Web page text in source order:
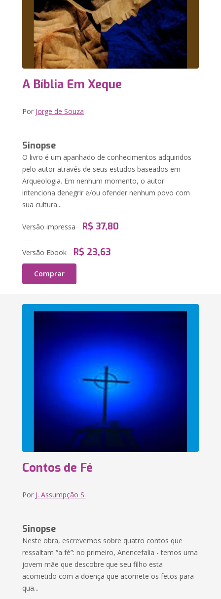
A Bíblia Em Xeque
Por Jorge de Souza
Sinopse
O livro é um apanhado de conhecimentos adquiridos
pelo autor através de seus estudos baseados em
Arqueologia. Em nenhum momento, o autor
intenciona denegrir e/ou ofender nenhum povo com
sua cultura...
Versão impressa R$ 37,80
Versão Ebook R$ 23,63
Comprar
Contos de Fé
Por J. Assumpção S.
Sinopse
Neste obra, escrevemos sobre quatro contos que
ressaltam “a fé”: no primeiro, Anencefalia - temos uma
jovem mãe que descobre que seu filho esta
acometido com a doença que acomete os fetos para
qua...